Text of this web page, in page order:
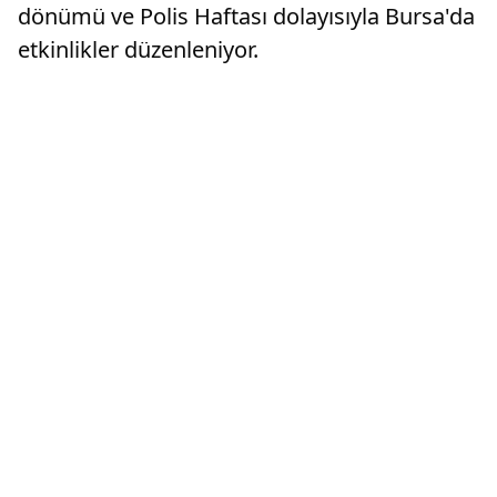
dönümü ve Polis Haftası dolayısıyla Bursa'da
etkinlikler düzenleniyor.